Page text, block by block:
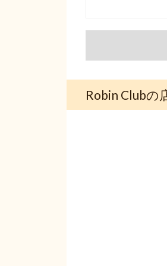
Robin Clubの